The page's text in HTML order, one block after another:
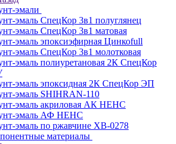
эмали
эмаль СпецКор 3в1 полуглянец
эмаль СпецКор 3в1 матовая
эмаль эпоксиэфирная Цинкоfull
эмаль СпецКор 3в1 молотковая
эмаль полиуретановая 2К СпецКор
эмаль эпоксидная 2К СпецКор ЭП
эмаль SHIHRAN-110
эмаль акриловая АК НЕНС
эмаль АФ НЕНС
эмаль по ржавчине ХВ-0278
материалы